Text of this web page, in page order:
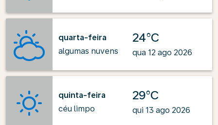
quarta-feira
algumas nuvens
24°C
qua 12 ago 2026
quinta-feira
céu limpo
29°C
qui 13 ago 2026